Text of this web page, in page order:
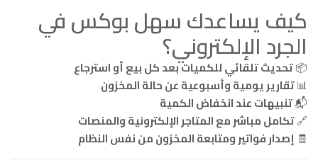
كيف يساعدك سهل بوكس في
الجرد الإلكتروني؟
📦تحديث تلقائي للكميات بعد كل بيع أو استرجاع
📊تقارير يومية وأسبوعية عن حالة المخزون
📬تنبيهات عند انخفاض الكمية
🔗تكامل مباشر مع المتاجر الإلكترونية والمنصات
🧾 إصدار فواتير ومتابعة المخزون من نفس النظام